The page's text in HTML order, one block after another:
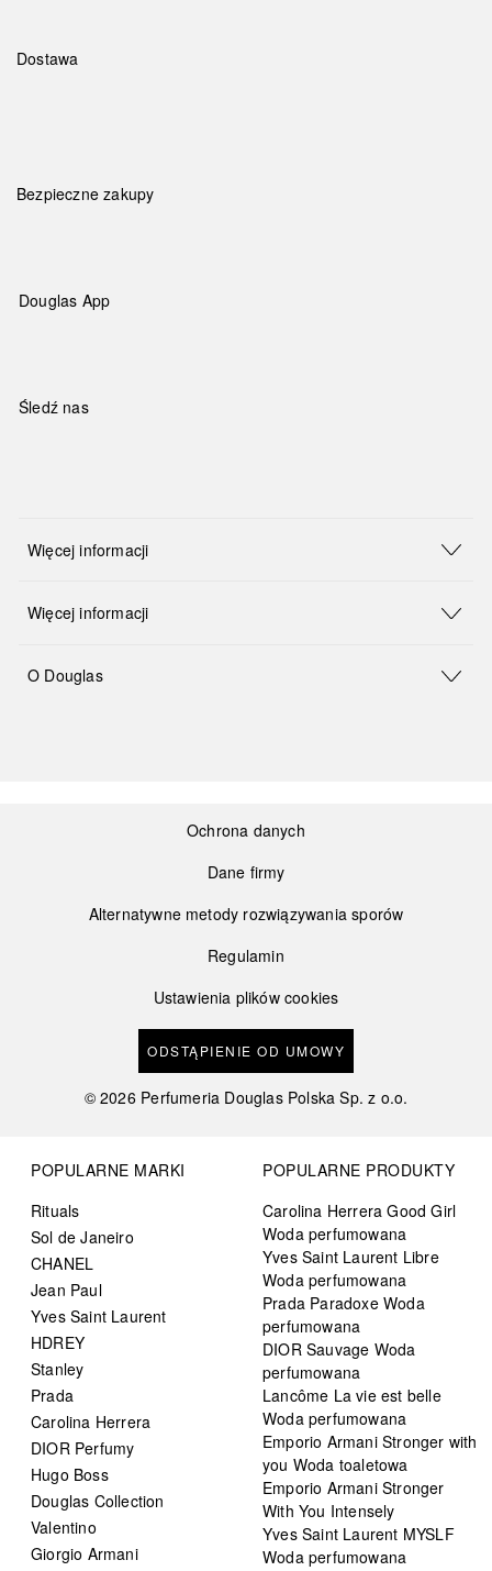
Dostawa
Bezpieczne zakupy
Douglas App
Śledź nas
Więcej informacji
Więcej informacji
O Douglas
Ochrona danych
Dane firmy
Alternatywne metody rozwiązywania sporów
Regulamin
Ustawienia plików cookies
ODSTĄPIENIE OD UMOWY
©2026 Perfumeria Douglas Polska Sp. z o.o.
POPULARNE MARKI
Rituals
Sol de Janeiro
CHANEL
Jean Paul
Yves Saint Laurent
HDREY
Stanley
Prada
Carolina Herrera
DIOR Perfumy
Hugo Boss
Douglas Collection
Valentino
Giorgio Armani
POPULARNE PRODUKTY
Carolina Herrera Good Girl
Woda perfumowana
Yves Saint Laurent Libre
Woda perfumowana
Prada Paradoxe Woda
perfumowana
DIOR Sauvage Woda
perfumowana
Lancôme La vie est belle
Woda perfumowana
Emporio Armani Stronger with
you Woda toaletowa
Emporio Armani Stronger
With You Intensely
Yves Saint Laurent MYSLF
Woda perfumowana